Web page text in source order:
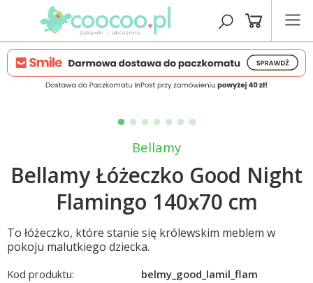
Bellamy
Bellamy Łóżeczko Good Night
Flamingo 140x70 cm
To łóżeczko, które stanie się królewskim meblem w
pokoju malutkiego dziecka.
Kod produktu:
belmy_good_lamil_flam